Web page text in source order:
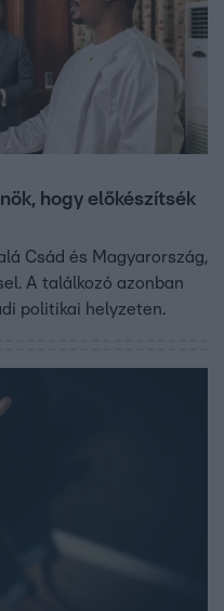
hogy előkészítsék
Csád és Magyarország,
A találkozó azonban
politikai helyzeten.